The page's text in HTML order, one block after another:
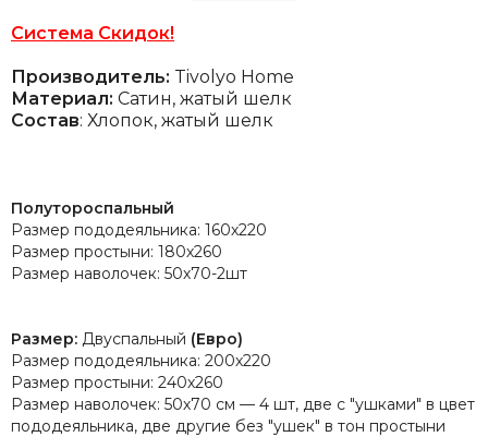
Система Скидок!
Производитель: Tivolyo Home
Материал: Сатин, жатый шелк
Состав: Хлопок, жатый шелк
Полутороспальный
Размер пододеяльника: 160х220
Размер простыни: 180х260
Размер наволочек: 50х70-2шт
Размер: Двуспальный (Евро)
Размер пододеяльника: 200х220
Размер простыни: 240х260
Размер наволочек: 50х70 см — 4 шт, две с "ушками" в цвет
пододеяльника, две другие без "ушек" в тон простыни